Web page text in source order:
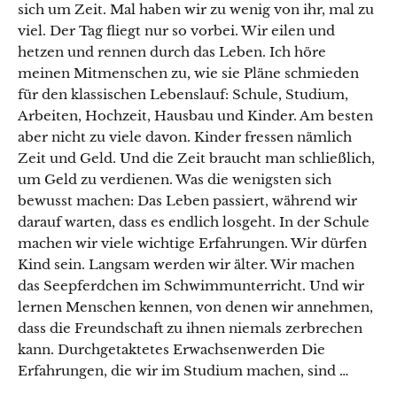
sich um Zeit. Mal haben wir zu wenig von ihr, mal zu
viel. Der Tag fliegt nur so vorbei. Wir eilen und
hetzen und rennen durch das Leben. Ich höre
meinen Mitmenschen zu, wie sie Pläne schmieden
für den klassischen Lebenslauf: Schule, Studium,
Arbeiten, Hochzeit, Hausbau und Kinder. Am besten
aber nicht zu viele davon. Kinder fressen nämlich
Zeit und Geld. Und die Zeit braucht man schließlich,
um Geld zu verdienen. Was die wenigsten sich
bewusst machen: Das Leben passiert, während wir
darauf warten, dass es endlich losgeht. In der Schule
machen wir viele wichtige Erfahrungen. Wir dürfen
Kind sein. Langsam werden wir älter. Wir machen
das Seepferdchen im Schwimmunterricht. Und wir
lernen Menschen kennen, von denen wir annehmen,
dass die Freundschaft zu ihnen niemals zerbrechen
kann. Durchgetaktetes Erwachsenwerden Die
Erfahrungen, die wir im Studium machen, sind …